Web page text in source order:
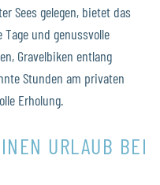
Sees gelegen, bietet das
Tage und genussvolle
Gravelbiken entlang
Stunden am privaten
Erholung.
URLAUB BEI